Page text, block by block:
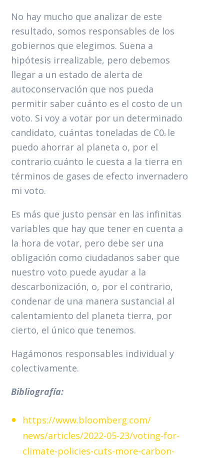
No hay mucho que analizar de este
resultado, somos responsables de los
gobiernos que elegimos. Suena a
hipótesis irrealizable, pero debemos
llegar a un estado de alerta de
autoconservación que nos pueda
permitir saber cuánto es el costo de un
voto. Si voy a votar por un determinado
candidato, cuántas toneladas de C02 le
puedo ahorrar al planeta o, por el
contrario, cuánto le cuesta a la tierra en
términos de gases de efecto invernadero
mi voto.
Es más que justo pensar en las infinitas
variables que hay que tener en cuenta a
la hora de votar, pero debe ser una
obligación como ciudadanos saber que
nuestro voto puede ayudar a la
descarbonización, o, por el contrario,
condenar de una manera sustancial al
calentamiento del planeta tierra, por
cierto, el único que tenemos.
Hagámonos responsables individual y
colectivamente.
Bibliografía:
https://www.bloomberg.com/
news/articles/2022-05-23/voting-for-
climate-policies-cuts-more-carbon-